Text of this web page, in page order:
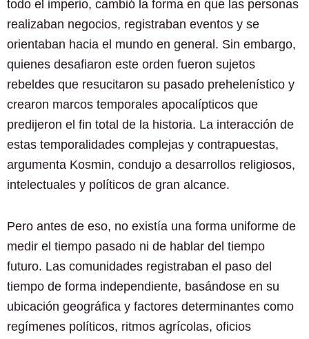
todo el imperio, cambió la forma en que las personas
realizaban negocios, registraban eventos y se
orientaban hacia el mundo en general. Sin embargo,
quienes desafiaron este orden fueron sujetos
rebeldes que resucitaron su pasado prehelenístico y
crearon marcos temporales apocalípticos que
predijeron el fin total de la historia. La interacción de
estas temporalidades complejas y contrapuestas,
argumenta Kosmin, condujo a desarrollos religiosos,
intelectuales y políticos de gran alcance.
Pero antes de eso, no existía una forma uniforme de
medir el tiempo pasado ni de hablar del tiempo
futuro. Las comunidades registraban el paso del
tiempo de forma independiente, basándose en su
ubicación geográfica y factores determinantes como
regímenes políticos, ritmos agrícolas, oficios